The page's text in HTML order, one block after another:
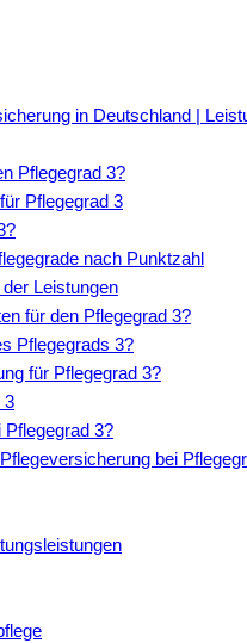
in Deutschland |
Pflegegrad 3?
Pflegegrad 3
nach Punktzahl
Leistungen
für den Pflegegrad 3?
Pflegegrads 3?
für Pflegegrad 3?
3
3?
bei